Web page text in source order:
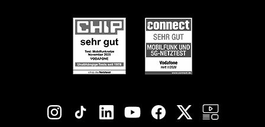
Social-Media-Links